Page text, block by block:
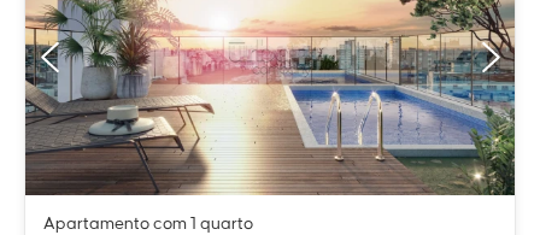
Apartamento com 1 quarto